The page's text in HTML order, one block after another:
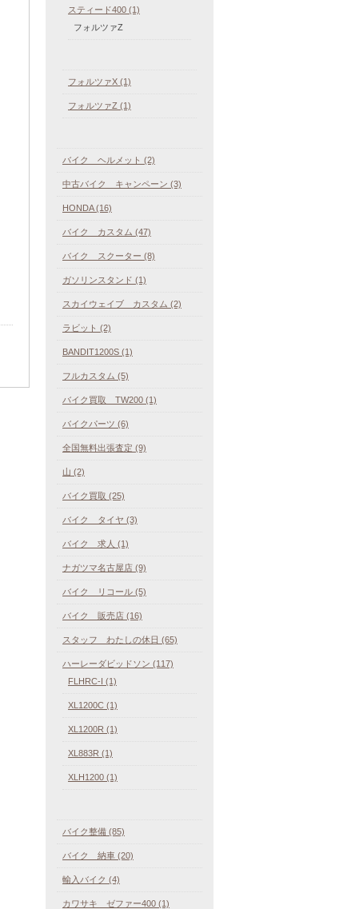
スティード400 (1)
フォルツァZ
フォルツァX (1)
フォルツァZ (1)
バイク ヘルメット (2)
中古バイク キャンペーン (3)
HONDA (16)
バイク カスタム (47)
バイク スクーター (8)
ガソリンスタンド (1)
スカイウェイブ カスタム (2)
ラビット (2)
BANDIT1200S (1)
フルカスタム (5)
バイク買取 TW200 (1)
バイクパーツ (6)
全国無料出張査定 (9)
山 (2)
バイク買取 (25)
バイク タイヤ (3)
バイク 求人 (1)
ナガツマ名古屋店 (9)
バイク リコール (5)
バイク 販売店 (16)
スタッフ わたしの休日 (65)
ハーレーダビッドソン (117)
FLHRC-I (1)
XL1200C (1)
XL1200R (1)
XL883R (1)
XLH1200 (1)
バイク整備 (85)
バイク 納車 (20)
輸入バイク (4)
カワサキ ゼファー400 (1)